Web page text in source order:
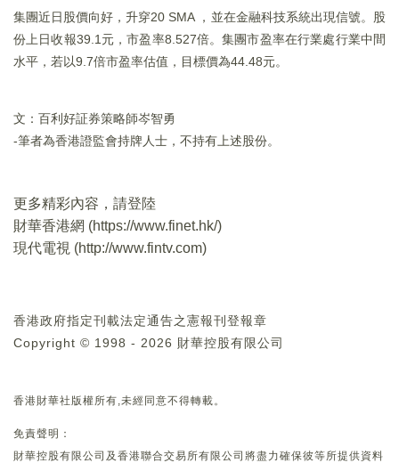
集團近日股價向好，升穿20 SMA ，並在金融科技系統出現信號。股
份上日收報39.1元，市盈率8.527倍。集團市盈率在行業處行業中間
水平，若以9.7倍市盈率估值，目標價為44.48元。
文：百利好証券策略師岑智勇
-筆者為香港證監會持牌人士，不持有上述股份。
更多精彩內容，請登陸
財華香港網 (https://www.finet.hk/)
現代電視 (http://www.fintv.com)
香港政府指定刊載法定通告之憲報刊登報章
Copyright © 1998 - 2026 財華控股有限公司
香港財華社版權所有,未經同意不得轉載。
免責聲明：
財華控股有限公司及香港聯合交易所有限公司將盡力確保彼等所提供資料